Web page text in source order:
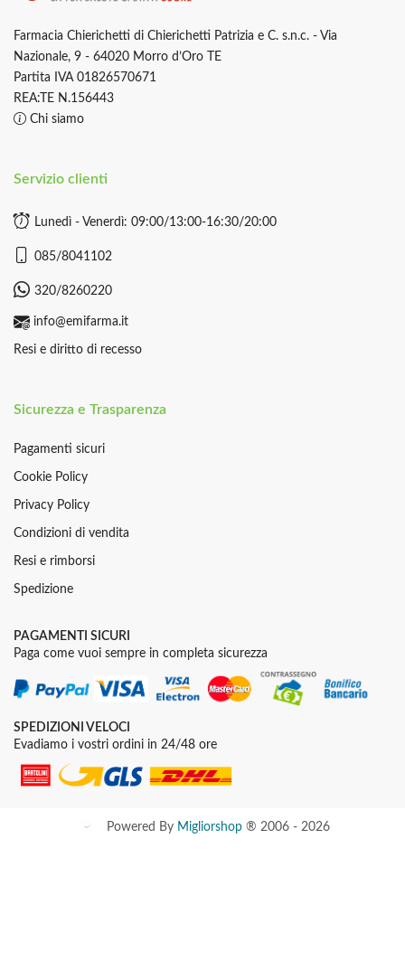
Farmacia Chierichetti di Chierichetti Patrizia e C. s.n.c. - Via
Nazionale, 9 - 64020 Morro d’Oro TE
Partita IVA 01826570671
REA:TE N.156443
Chi siamo
Servizio clienti
Lunedì - Venerdì: 09:00/13:00-16:30/20:00
085/8041102
320/8260220
info@emifarma.it
Resi e diritto di recesso
Sicurezza e Trasparenza
Pagamenti sicuri
Cookie Policy
Privacy Policy
Condizioni di vendita
Resi e rimborsi
Spedizione
PAGAMENTI SICURI
Paga come vuoi sempre in completa sicurezza
SPEDIZIONI VELOCI
Evadiamo i vostri ordini in 24/48 ore
Powered By Migliorshop® 2006 - 2026